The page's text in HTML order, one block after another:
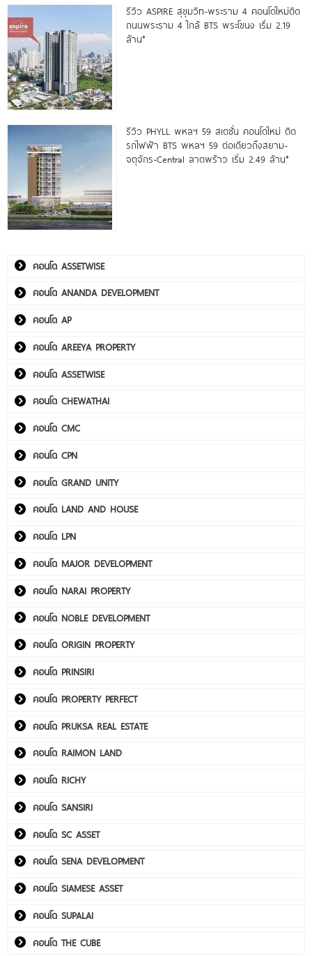
รีวิว ASPIRE สุขุมวิท-พระราม 4 คอนโดใหม่ติด
ถนนพระราม 4 ใกล้ BTS พระโขนง เริ่ม 2.19
ล้าน*
รีวิว PHYLL พหลฯ 59 สเตชั่น คอนโดใหม่ ติด
รถไฟฟ้า BTS พหลฯ 59 ต่อเดียวถึงสยาม-
จตุจักร-Central ลาดพร้าว เริ่ม 2.49 ล้าน*
คอนโด ASSETWISE
คอนโด ANANDA DEVELOPMENT
คอนโด AP
คอนโด AREEYA PROPERTY
คอนโด ASSETWISE
คอนโด CHEWATHAI
คอนโด CMC
คอนโด CPN
คอนโด GRAND UNITY
คอนโด LAND AND HOUSE
คอนโด LPN
คอนโด MAJOR DEVELOPMENT
คอนโด NARAI PROPERTY
คอนโด NOBLE DEVELOPMENT
คอนโด ORIGIN PROPERTY
คอนโด PRINSIRI
คอนโด PROPERTY PERFECT
คอนโด PRUKSA REAL ESTATE
คอนโด RAIMON LAND
คอนโด RICHY
คอนโด SANSIRI
คอนโด SC ASSET
คอนโด SENA DEVELOPMENT
คอนโด SIAMESE ASSET
คอนโด SUPALAI
คอนโด THE CUBE